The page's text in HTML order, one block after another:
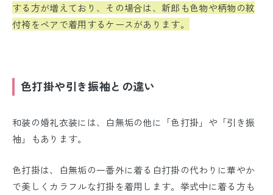
する方が増えており、その場合は、新郎も色物や柄物の紋
付袴をペアで着用するケースがあります。
色打掛や引き振袖との違い
和装の婚礼衣装には、白無垢の他に「色打掛」や「引き振
袖」もあります。
色打掛は、白無垢の一番外に着る白打掛の代わりに華やか
で美しくカラフルな打掛を着用します。挙式中に着る方も